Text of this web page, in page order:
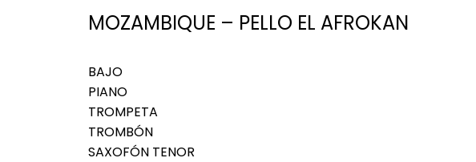
MOZAMBIQUE – PELLO EL AFROKAN
BAJO
PIANO
TROMPETA
TROMBÓN
SAXOFÓN TENOR